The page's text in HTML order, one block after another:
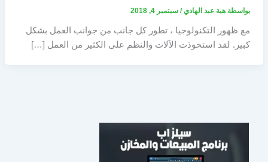
بواسطة هبة عبد الهادي/ سبتمبر 4, 2018
مع ظهور التكنولوجيا ، تطور كل جانب من جوانب العمل بشكل
كبير. لقد استحوذت الآلات والنظم على الكثير من العمل […]